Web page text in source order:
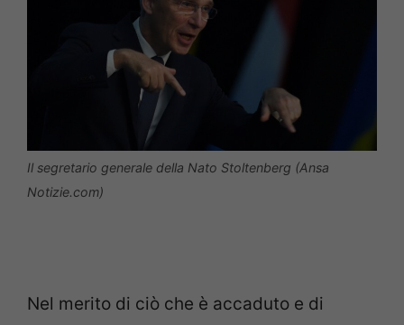
Il segretario generale della Nato Stoltenberg (Ansa
Notizie.com)
Nel merito di ciò che è accaduto e di